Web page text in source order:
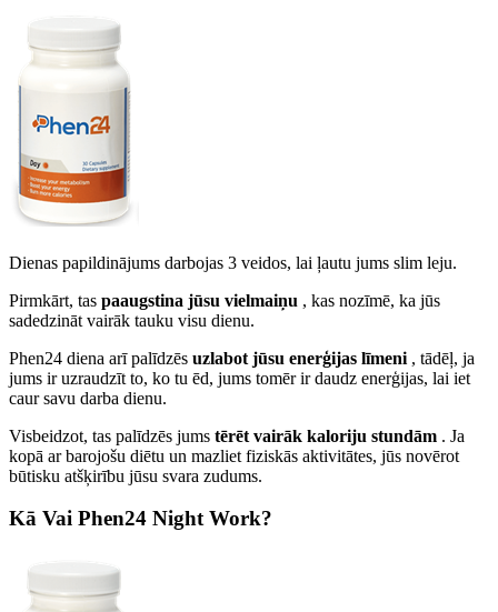
Dienas papildinājums darbojas 3 veidos, lai ļautu jums slim leju.
Pirmkārt, tas paaugstina jūsu vielmaiņu , kas nozīmē, ka jūs
sadedzināt vairāk tauku visu dienu.
Phen24 diena arī palīdzēs uzlabot jūsu enerģijas līmeni , tādēļ, ja
jums ir uzraudzīt to, ko tu ēd, jums tomēr ir daudz enerģijas, lai iet
caur savu darba dienu.
Visbeidzot, tas palīdzēs jums tērēt vairāk kaloriju stundām . Ja
kopā ar barojošu diētu un mazliet fiziskās aktivitātes, jūs novērot
būtisku atšķirību jūsu svara zudums.
Kā Vai Phen24 Night Work?